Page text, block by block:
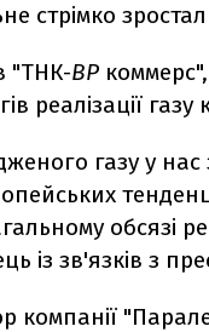
стрімко
"ТНК-ВР
реалізації
газу у
обсязі
із зв'язків з
компанії